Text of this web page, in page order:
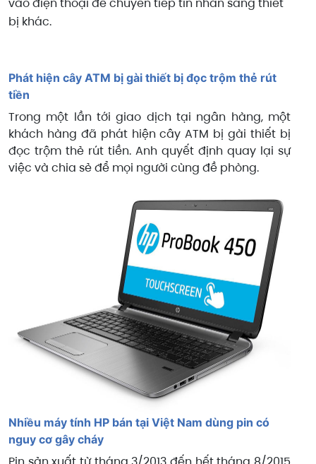
bị khác.
Phát hiện cây ATM bị gài thiết bị đọc trộm thẻ rút
tiền
Trong một lần tới giao dịch tại ngân hàng, một
khách hàng đã phát hiện cây ATM bị gài thiết bị
đọc trộm thẻ rút tiền. Anh quyết định quay lại sự
việc và chia sẻ để mọi người cùng đề phòng.
Nhiều máy tính HP bán tại Việt Nam dùng pin có
nguy cơ gây cháy